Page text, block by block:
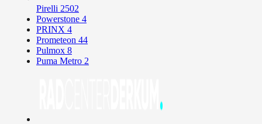
Pirelli 2502
Powerstone 4
PRINX 4
Prometeon 44
Pulmox 8
Puma Metro 2